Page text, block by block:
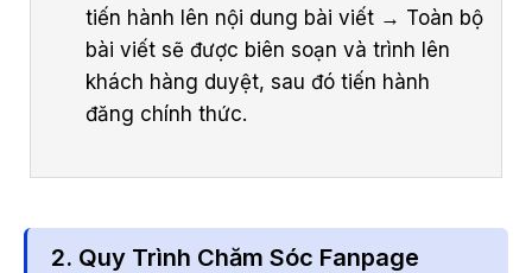
tiến hành lên nội dung bài viết → Toàn bộ
bài viết sẽ được biên soạn và trình lên
khách hàng duyệt, sau đó tiến hành
đăng chính thức.
2. Quy Trình Chăm Sóc Fanpage